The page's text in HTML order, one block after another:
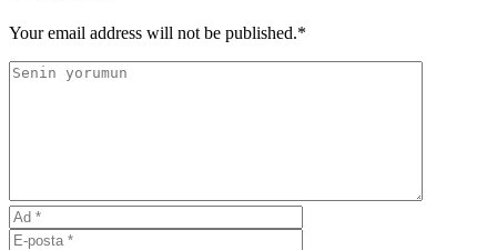
Your email address will not be published.*